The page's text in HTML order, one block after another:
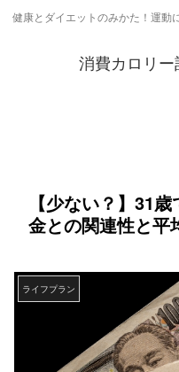
健康とダイエットのみかた！運動
消費カロリ
【少ない？】31
金との関連性と平
ライフプラン